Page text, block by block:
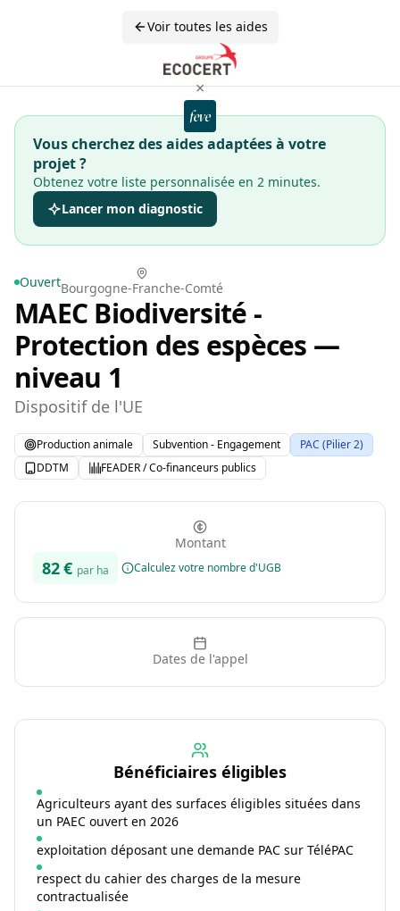
Voir toutes les aides
×
Vous cherchez des aides adaptées à votre
projet ?
Obtenez votre liste personnalisée en 2 minutes.
Lancer mon diagnostic
OuvertBourgogne-Franche-Comté
MAEC Biodiversité -
Protection des espèces —
niveau 1
Dispositif de l'UE
Production animale Subvention - Engagement
PAC (Pilier 2)
DDTM
FEADER / Co-financeurs publics
Montant
82 € par ha Calculez votre nombre d'UGB
Dates de l'appel
Bénéficiaires éligibles
Agriculteurs ayant des surfaces éligibles situées dans
un PAEC ouvert en 2026
exploitation déposant une demande PAC sur TéléPAC
respect du cahier des charges de la mesure
contractualisée